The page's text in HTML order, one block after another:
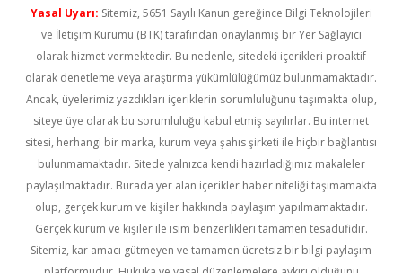
Yasal Uyarı: Sitemiz, 5651 Sayılı Kanun gereğince Bilgi Teknolojileri
ve İletişim Kurumu (BTK) tarafından onaylanmış bir Yer Sağlayıcı
olarak hizmet vermektedir. Bu nedenle, sitedeki içerikleri proaktif
olarak denetleme veya araştırma yükümlülüğümüz bulunmamaktadır.
Ancak, üyelerimiz yazdıkları içeriklerin sorumluluğunu taşımakta olup,
siteye üye olarak bu sorumluluğu kabul etmiş sayılırlar. Bu internet
sitesi, herhangi bir marka, kurum veya şahıs şirketi ile hiçbir bağlantısı
bulunmamaktadır. Sitede yalnızca kendi hazırladığımız makaleler
paylaşılmaktadır. Burada yer alan içerikler haber niteliği taşımamakta
olup, gerçek kurum ve kişiler hakkında paylaşım yapılmamaktadır.
Gerçek kurum ve kişiler ile isim benzerlikleri tamamen tesadüfidir.
Sitemiz, kar amacı gütmeyen ve tamamen ücretsiz bir bilgi paylaşım